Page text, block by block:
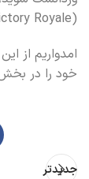
(Victory Royale) را به دست آورید.
امدواریم از
خود را در بخش
جدیدتر